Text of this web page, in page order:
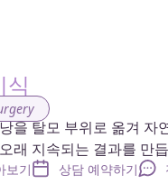
식
을 탈모 부위로 옮겨 자
래 지속되는 결과를 만
보기 상담 예약하기